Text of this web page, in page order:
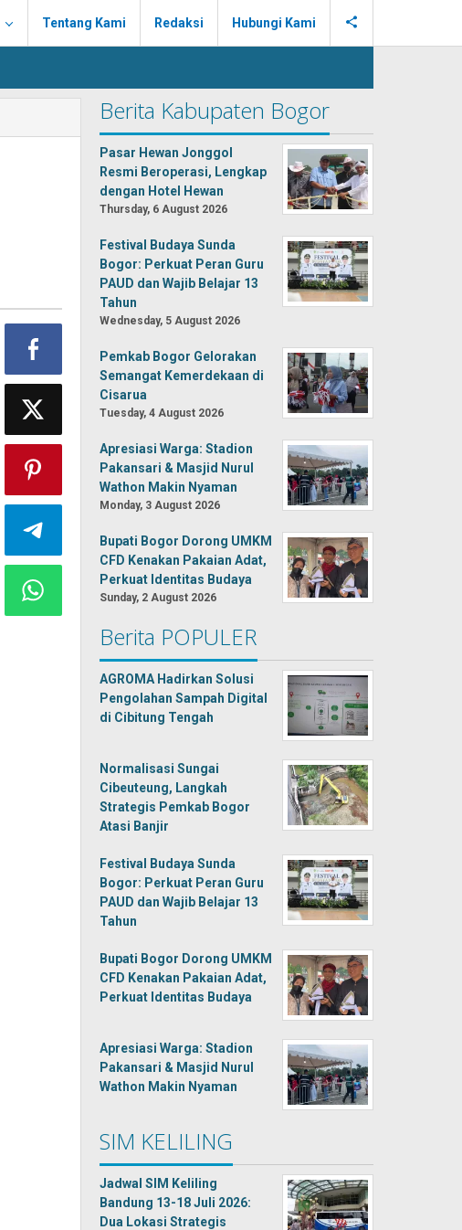
Tentang Kami Redaksi Hubungi Kami
Berita Kabupaten Bogor
Pasar Hewan Jonggol
Resmi Beroperasi, Lengkap
dengan Hotel Hewan
Thursday, 6 August 2026
Festival Budaya Sunda
Bogor: Perkuat Peran Guru
PAUD dan Wajib Belajar 13
Tahun
Wednesday, 5 August 2026
Pemkab Bogor Gelorakan
Semangat Kemerdekaan di
Cisarua
Tuesday, 4 August 2026
Apresiasi Warga: Stadion
Pakansari & Masjid Nurul
Wathon Makin Nyaman
Monday, 3 August 2026
Bupati Bogor Dorong UMKM
CFD Kenakan Pakaian Adat,
Perkuat Identitas Budaya
Sunday, 2 August 2026
Berita POPULER
AGROMA Hadirkan Solusi
Pengolahan Sampah Digital
di Cibitung Tengah
Normalisasi Sungai
Cibeuteung, Langkah
Strategis Pemkab Bogor
Atasi Banjir
Festival Budaya Sunda
Bogor: Perkuat Peran Guru
PAUD dan Wajib Belajar 13
Tahun
Bupati Bogor Dorong UMKM
CFD Kenakan Pakaian Adat,
Perkuat Identitas Budaya
Apresiasi Warga: Stadion
Pakansari & Masjid Nurul
Wathon Makin Nyaman
SIM KELILING
Jadwal SIM Keliling
Bandung 13-18 Juli 2026:
Dua Lokasi Strategis